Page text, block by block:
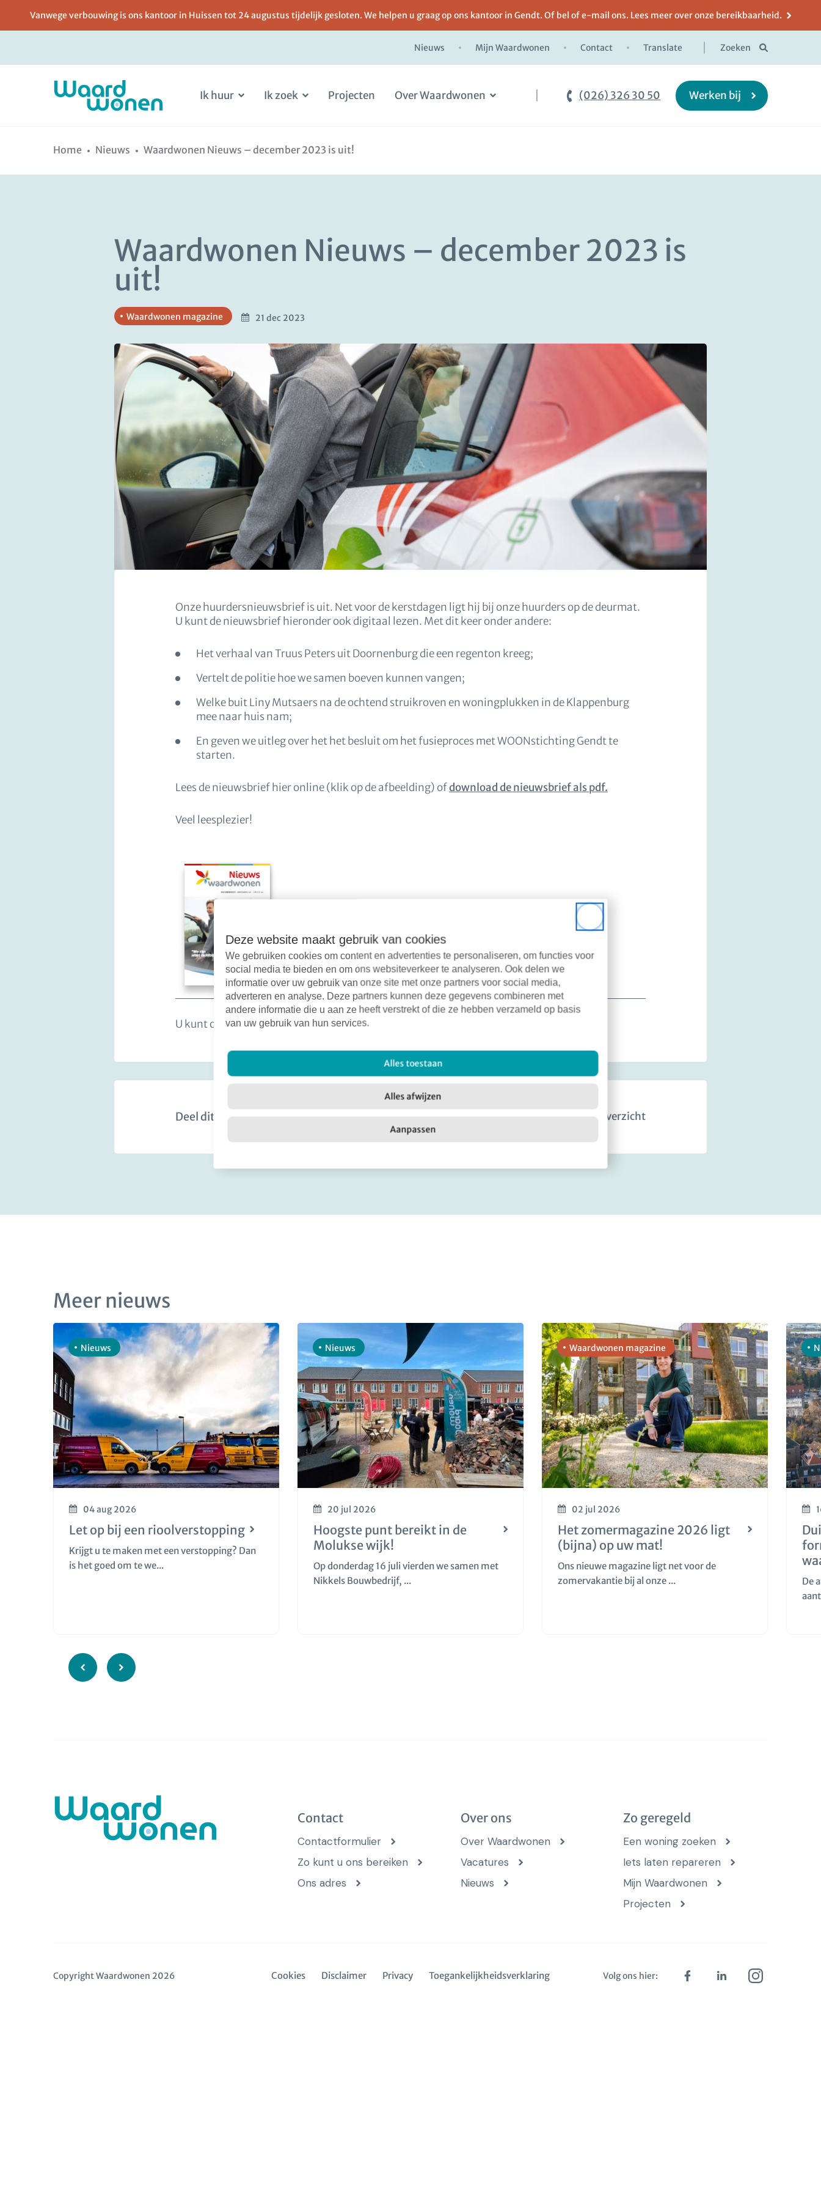
Close
Deze website maakt gebruik van cookies
We gebruiken cookies om content en advertenties te personaliseren, om functies voor
social media te bieden en om ons websiteverkeer te analyseren. Ook delen we
informatie over uw gebruik van onze site met onze partners voor social media,
adverteren en analyse. Deze partners kunnen deze gegevens combineren met
andere informatie die u aan ze heeft verstrekt of die ze hebben verzameld op basis
van uw gebruik van hun services.
Alles toestaan
Alles afwijzen
Aanpassen
inhoud
navigatie
Vanwege verbouwing is ons kantoor in Huissen tot 24 augustus tijdelijk gesloten. We helpen u graag op ons kantoor in Gendt. Of bel of e-mail ons. Lees meer over onze bereikbaarheid.
Nieuws Mijn Waardwonen Contact Translate Zoeken
Ik huur Ik zoek Projecten Over Waardwonen (026) 326 30 50 Werken bij
Home Nieuws Waardwonen Nieuws – december 2023 is uit!
Waardwonen Nieuws – december 2023 is
uit!
Waardwonen magazine 21 dec 2023
Onze huurdersnieuwsbrief is uit. Net voor de kerstdagen ligt hij bij onze huurders op de deurmat.
U kunt de nieuwsbrief hieronder ook digitaal lezen. Met dit keer onder andere:
Het verhaal van Truus Peters uit Doornenburg die een regenton kreeg;
Vertelt de politie hoe we samen boeven kunnen vangen;
Welke buit Liny Mutsaers na de ochtend struikroven en woningplukken in de Klappenburg
mee naar huis nam;
En geven we uitleg over het het besluit om het fusieproces met WOONstichting Gendt te
starten.
Lees de nieuwsbrief hier online (klik op de afbeelding) ofdownload de nieuwsbrief als pdf.
Veel leesplezier!
U kunt onze eerdere nieuwsbrieven lezen op de
Deel dit bericht:
Email
Terug naar overzicht
Meer nieuws
Nieuws
04 aug 2026
Let op bij een rioolverstopping
Krijgt u te maken met een verstopping? Dan
is het goed om te we...
Nieuws
20 jul 2026
Hoogste punt bereikt in de
Molukse wijk!
Op donderdag 16 juli vierden we samen met
Nikkels Bouwbedrijf, ...
Waardwonen magazine
02 jul 2026
Het zomermagazine 2026 ligt
(bijna) op uw mat!
Ons nieuwe magazine ligt net voor de
zomervakantie bij al onze ...
De
Contact
Contactformulier
Zo kunt u ons bereiken
Ons adres
Over ons
Over Waardwonen
Vacatures
Nieuws
Zo geregeld
Een woning zoeken
Iets laten repareren
Mijn Waardwonen
Projecten
Copyright Waardwonen 2026 Cookies Disclaimer Privacy Toegankelijkheidsverklaring Volg ons hier: